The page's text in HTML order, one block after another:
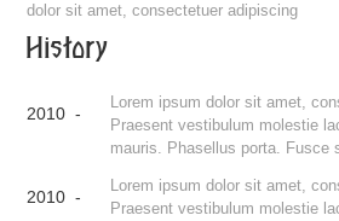
dolor sit amet, consectetuer adipiscing
History
2010 -
Lorem ipsum dolor sit amet,
Praesent vestibulum molestie
mauris. Phasellus porta. Fusce
2010 -
Lorem ipsum dolor sit amet,
Praesent vestibulum molestie